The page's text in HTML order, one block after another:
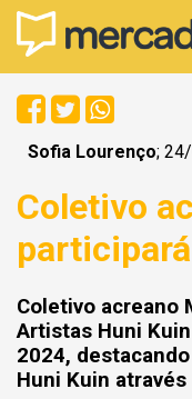
Sofia Lourenço;
Coletivo
Coletivo acreano
Artistas Huni
2024,
Huni Kuin